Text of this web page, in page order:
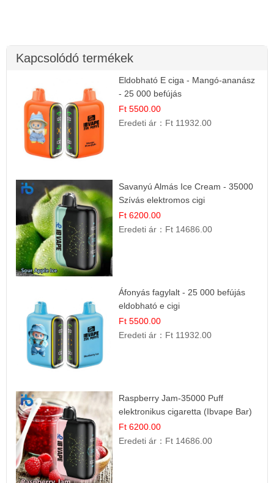
Kapcsolódó termékek
Eldobható E ciga - Mangó-ananász
- 25 000 befújás
Ft 5500.00
Eredeti ár： Ft 11932.00
Savanyú Almás Ice Cream - 35000
Szívás elektromos cigi
Ft 6200.00
Eredeti ár： Ft 14686.00
Áfonyás fagylalt - 25 000 befújás
eldobható e cigi
Ft 5500.00
Eredeti ár： Ft 11932.00
Raspberry Jam-35000 Puff
elektronikus cigaretta (Ibvape Bar)
Ft 6200.00
Eredeti ár： Ft 14686.00